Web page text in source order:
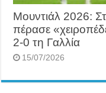
Μουντιάλ 2026:
πέρασε
2-0 τη Γαλλία
15/07/2026